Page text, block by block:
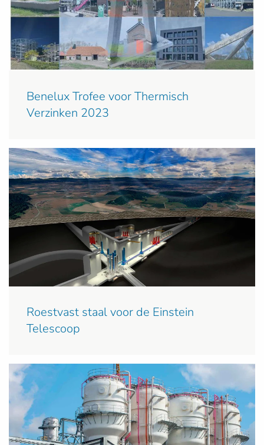
Benelux Trofee voor Thermisch
Verzinken 2023
Roestvast staal voor de Einstein
Telescoop